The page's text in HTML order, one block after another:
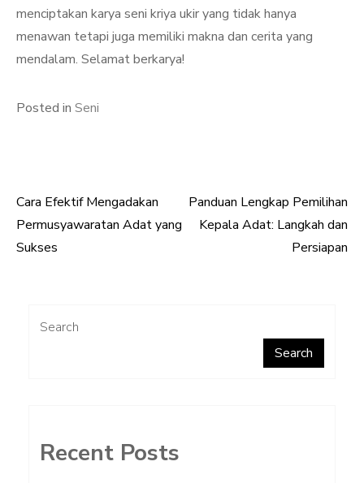
menciptakan karya seni kriya ukir yang tidak hanya
menawan tetapi juga memiliki makna dan cerita yang
mendalam. Selamat berkarya!
Posted in Seni
Post
navigation
Cara Efektif Mengadakan
Permusyawaratan Adat yang
Sukses
Panduan Lengkap Pemilihan
Kepala Adat: Langkah dan
Persiapan
Search
Search
Recent Posts